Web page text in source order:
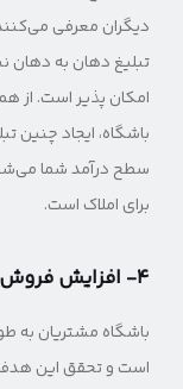
دیگران معرفی
تبلیغ دهان به دهان
امکان پذیر است. از
باشگاه، ایجاد چنین
سطح درآمد شما
برای املاک است.
۴- افزایش فروش و درآمد
باشگاه مشتریان به
است و تحقق این